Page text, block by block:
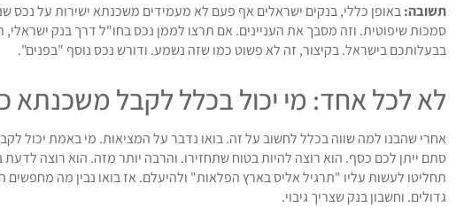
תשובה:באופן כללי, בנקים ישראלים אף פעם לא מעמידים משכנתא ישירות על נכס
סמכות שיפוטית. וזה מסבך את העניינים. אם תרצו לממן נכס בחו"ל דרך בנק
בבעלותכם בישראל. בקיצור, זה לא פשוט כמו שזה נשמע. ודורש נכס נוסף "בפנים".
לא לכל אחד: מי יכול בכלל לקבל משכנתא כזו? 3 דברים שחשוב
אחרי שהבנו למה שווה בכלל לחשוב על זה. בואו נדבר על המציאות. מי באמת יכול
סתם ייתן לכם כסף. הוא רוצה להיות בטוח שתחזירו. והרבה יותר מזה. הוא רוצה
תחליטו לעשות עליו "תרגיל אליס בארץ הפלאות" ולהיעלם. אז בואו נבין מה
גדולים. וחשבון בנק שצריך גיבוי.